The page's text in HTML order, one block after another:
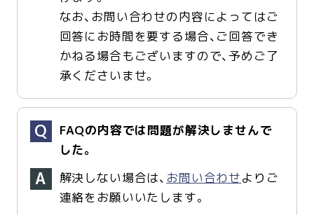
なお、お問い合わせの内容によってはご
回答にお時間を要する場合、ご回答でき
かねる場合もございますので、予めご了
承くださいませ。
FAQの内容では問題が解決しませんで
した。
解決しない場合は、 お問い合わせよりご
連絡をお願いいたします。